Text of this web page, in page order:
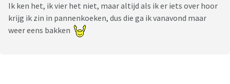
Ik ken het, ik vier het niet, maar altijd als ik er iets over hoor
krijg ik zin in pannenkoeken, dus die ga ik vanavond maar
weer eens bakken